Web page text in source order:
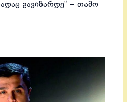
გავიზარდე“ – თამო